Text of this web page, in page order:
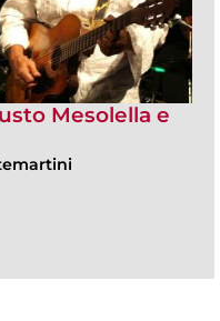
Mesolella e